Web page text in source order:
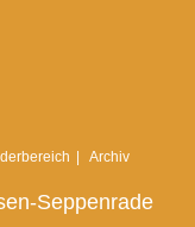
Archiv
Seppenrade